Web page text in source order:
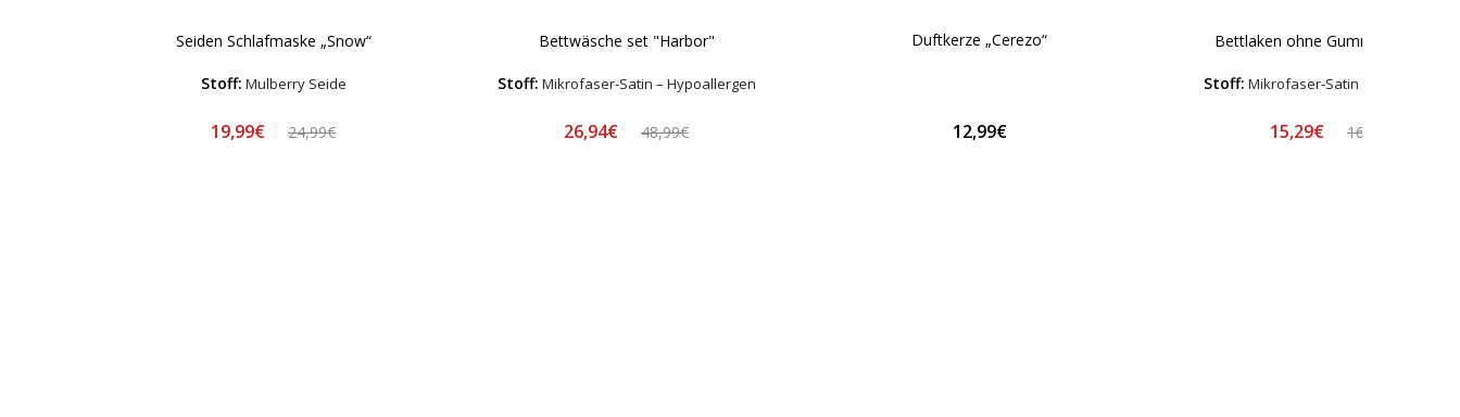
Seiden Schlafmaske „Snow“
Stoff: Mulberry Seide
19,99€ 24,99€
Bettwäsche set "Harbor"
Stoff: Mikrofaser-Satin – Hypoallergen
26,94€ 48,99€
Duftkerze „Cerezo“
12,99€
Bettlaken ohne Gummizug „Ozai“
Stoff: Mikrofaser-Satin –
15,29€ 16,99€